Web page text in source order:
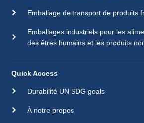
Emballage de transport de produits
Emballages industriels pour les
des êtres humains et les produits
Quick Access
Durabilité UN SDG goals
À notre propos